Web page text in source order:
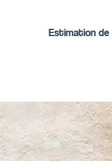
Estimation de